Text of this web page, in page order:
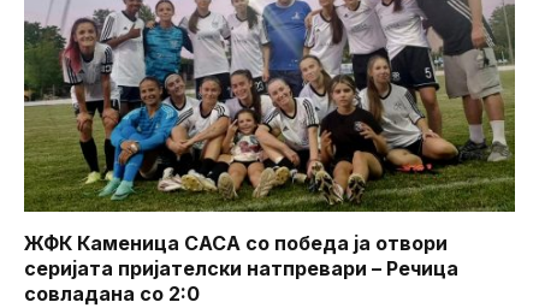
ЖФК Каменица САСА со победа ја отвори
серијата пријателски натпревари – Речица
совладана со 2:0